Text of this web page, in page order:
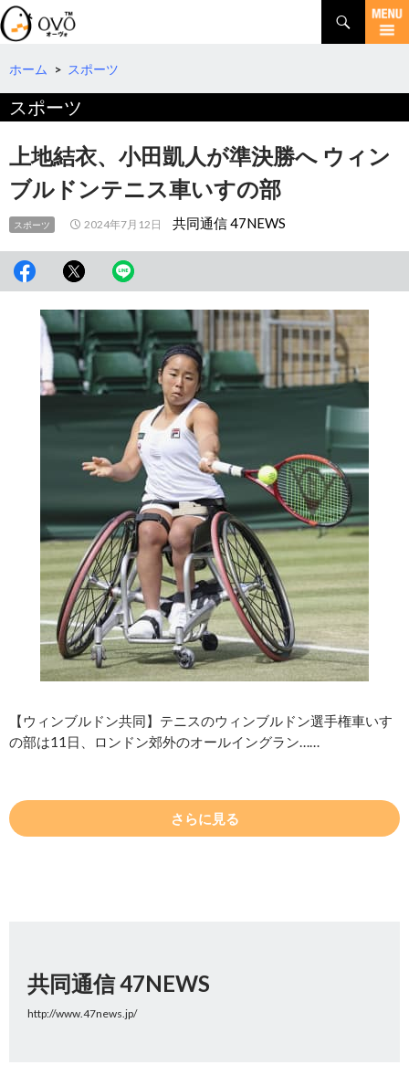
検
索
コ
テ
へ
動
ホーム > スポーツ
スポーツ
上地結衣、小田凱人が準決勝へ ウィン
ブルドンテニス車いすの部
スポーツ 2024年7月12日 共同通信 47NEWS
【ウィンブルドン共同】テニスのウィンブルドン選手権車いす
の部は11日、ロンドン郊外のオールイングラン……
さらに見る
共同通信 47NEWS
http://www.47news.jp/